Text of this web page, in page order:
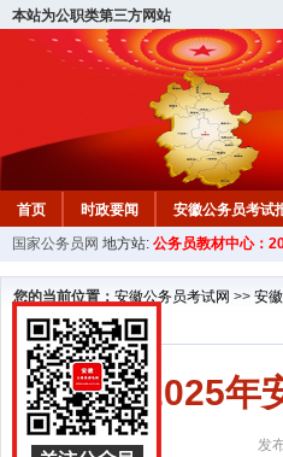
本站为公职类第三方网站
首页 时政要闻 安徽公务员考试
安徽公务员行测试题 在线咨询
国家公务员网 地方站: 公务员教材中心：
您的当前位置： 安徽公务员考试网 >> 安
2025年
发